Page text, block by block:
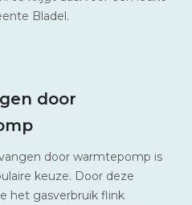
Bladel.
door
door warmtepomp is
keuze. Door deze
het gasverbruik flink